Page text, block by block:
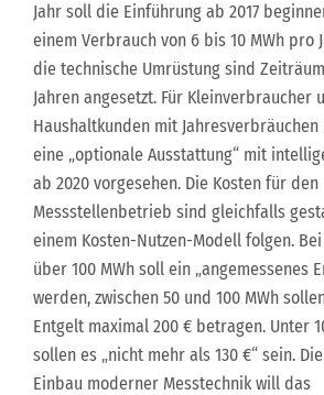
Jahr soll die Einführung ab 2017
einem Verbrauch von 6 bis 10 MWh pro
die technische Umrüstung sind
Jahren angesetzt. Für Kleinverbraucher
Haushaltkunden mit
eine „optionale Ausstattung“ mit
ab 2020 vorgesehen. Die Kosten für den
Messstellenbetrieb sind gleichfalls
einem Kosten-Nutzen-Modell folgen.
über 100 MWh soll ein „angemessenes
werden, zwischen 50 und 100 MWh
Entgelt maximal 200 € betragen. Unter
sollen es „nicht mehr als 130 €“ sein.
Einbau moderner Messtechnik will das